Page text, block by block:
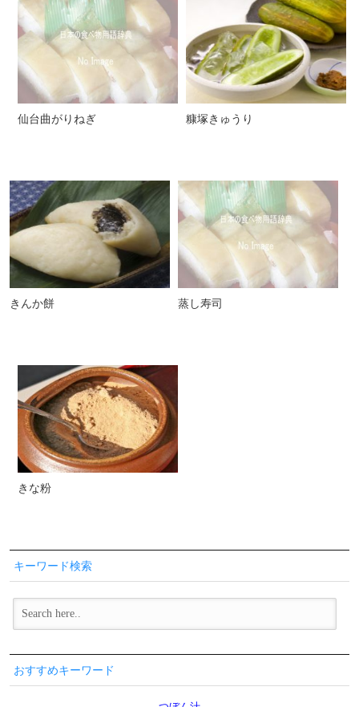
仙台曲がりねぎ 糠塚きゅうり
きんか餅 蒸し寿司
きな粉
キーワード検索
おすすめキーワード